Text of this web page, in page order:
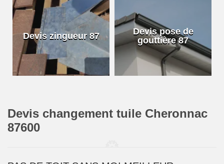
Devis zingueur 87
Devis pose de
gouttière 87
Devis changement tuile Cheronnac
87600